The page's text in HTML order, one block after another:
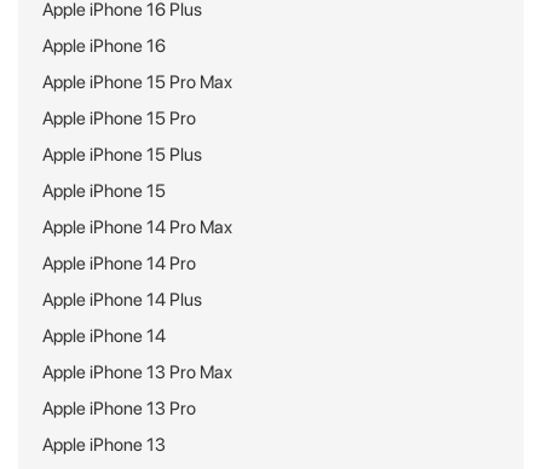
Apple iPhone 16 Plus
Apple iPhone 16
Apple iPhone 15 Pro Max
Apple iPhone 15 Pro
Apple iPhone 15 Plus
Apple iPhone 15
Apple iPhone 14 Pro Max
Apple iPhone 14 Pro
Apple iPhone 14 Plus
Apple iPhone 14
Apple iPhone 13 Pro Max
Apple iPhone 13 Pro
Apple iPhone 13